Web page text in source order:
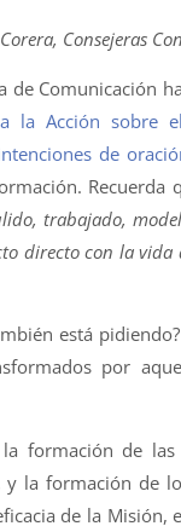
Consejeras
de Comunicación
la Acción sobre
de
Recuerda
trabajado,
directo con la vida
está
por
formación de
la formación de
de la Misión,